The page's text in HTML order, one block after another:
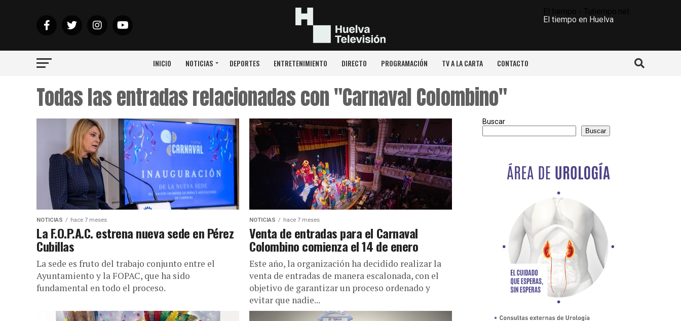
El tiempo en Huelva
INICIO NOTICIAS DEPORTES ENTRETENIMIENTO DIRECTO PROGRAMACIÓN TV A LA CARTA CONTACTO
Todas las entradas relacionadas con "Carnaval Colombino"
NOTICIAS hace 7 meses
La F.O.P.A.C. estrena nueva sede en Pérez
Cubillas
La sede es fruto del trabajo conjunto entre el
Ayuntamiento y la FOPAC, que ha sido
fundamental en todo el proceso.
NOTICIAS hace 7 meses
Venta de entradas para el Carnaval
Colombino comienza el 14 de enero
Este año, la organización ha decidido realizar la
venta de entradas de manera escalonada, con el
objetivo de garantizar un proceso ordenado y
evitar que nadie...
Buscar
Buscar